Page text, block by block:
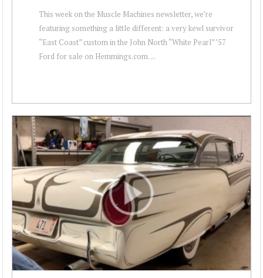
This week on the Muscle Machines newsletter, we’re
featuring something a little different: a very kewl survivor
“East Coast” custom in the John North “White Pearl” ’57
Ford for sale on Hemmings.com. ...